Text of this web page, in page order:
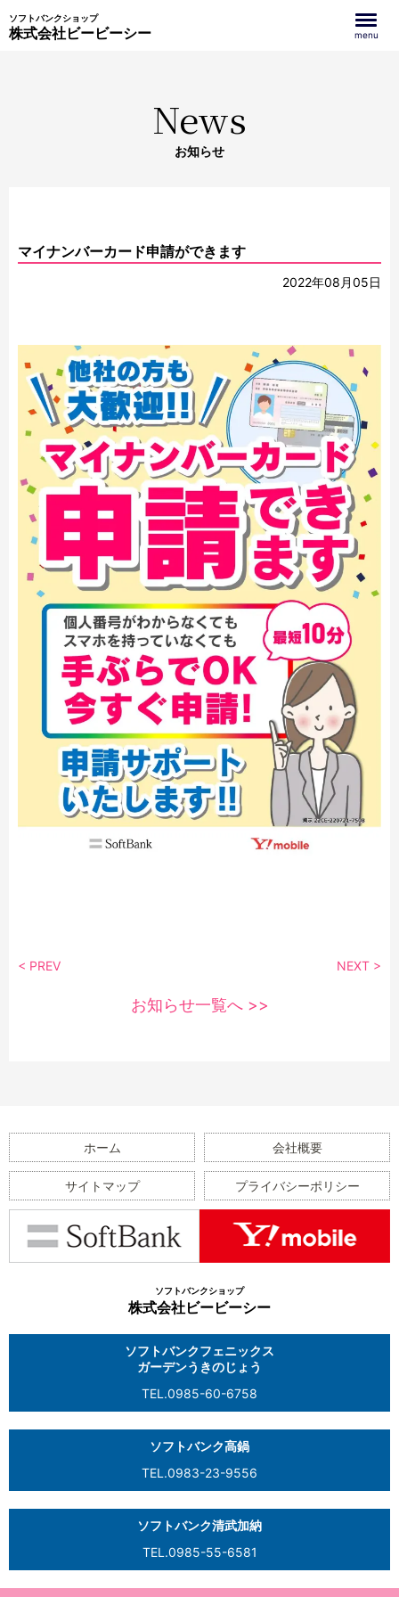
ソフトバンクショップ
株式会社ビービーシー menu
News
お知らせ
マイナンバーカード申請ができます
2022年08月05日
< PREV NEXT >
お知らせ一覧へ >>
ホーム 会社概要
サイトマップ プライバシーポリシー
ソフトバンクショップ
株式会社ビービーシー
ソフトバンクフェニックス
ガーデンうきのじょう
TEL.0985-60-6758
ソフトバンク高鍋
TEL.0983-23-9556
ソフトバンク清武加納
TEL.0985-55-6581